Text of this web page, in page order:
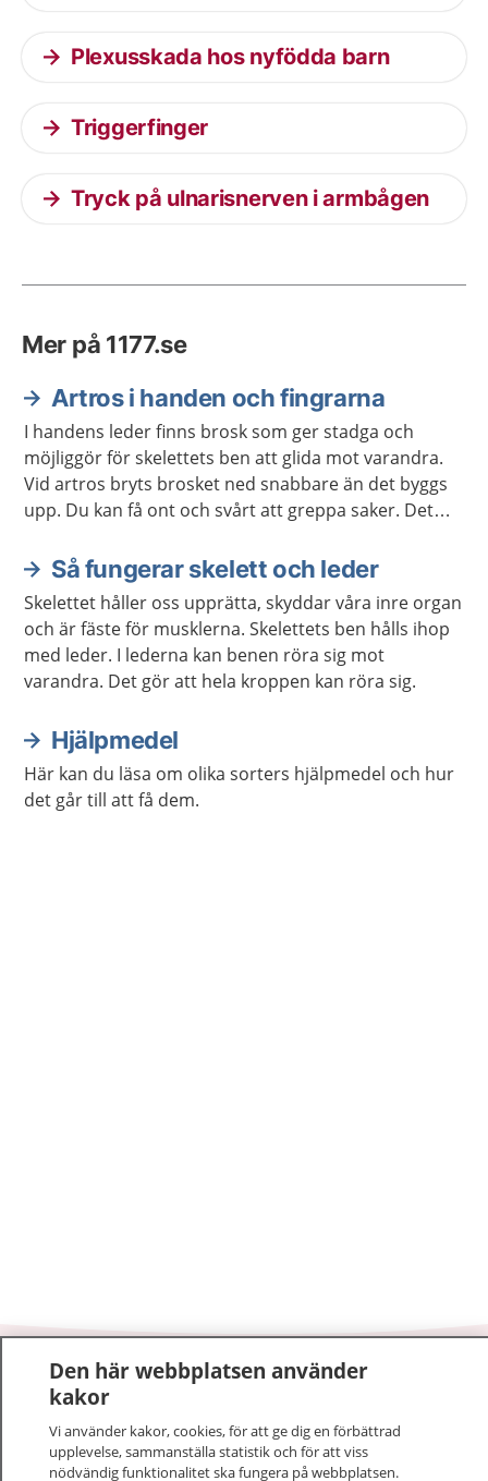
Plexusskada hos nyfödda barn
Triggerfinger
Tryck på ulnarisnerven i armbågen
Mer på 1177.se
Artros i handen och fingrarna
I handens leder finns brosk som ger stadga och
möjliggör för skelettets ben att glida mot varandra.
Vid artros bryts brosket ned snabbare än det byggs
upp. Du kan få ont och svårt att greppa saker. Det
Så fungerar skelett och leder
Skelettet håller oss upprätta, skyddar våra inre organ
och är fäste för musklerna. Skelettets ben hålls ihop
med leder. I lederna kan benen röra sig mot
varandra. Det gör att hela kroppen kan röra sig.
Hjälpmedel
Här kan du läsa om olika sorters hjälpmedel och hur
det går till att få dem.
1177–tryggt om din hälsa och vård
På 1177.se får du råd om hälsa och information om
sjukdomar och vilka mottagningar du kan kontakta.
Den här webbplatsen använder
kakor
Vi använder kakor, cookies, för att ge dig en förbättrad
upplevelse, sammanställa statistik och för att viss
nödvändig funktionalitet ska fungera på webbplatsen.